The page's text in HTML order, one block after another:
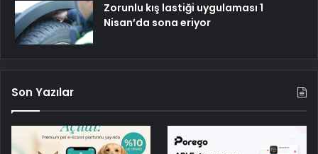
Zorunlu kış lastiği uygulaması 1
Nisan’da sona eriyor
Son Yazılar